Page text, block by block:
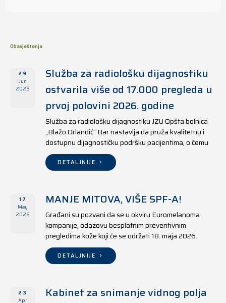
Obavještenja
29
Jun
2026
Služba za radiološku dijagnostiku
ostvarila više od 17.000 pregleda u
prvoj polovini 2026. godine
Služba za radiološku dijagnostiku JZU Opšta bolnica
„Blažo Orlandić“ Bar nastavlja da pruža kvalitetnu i
dostupnu dijagnostičku podršku pacijentima, o čemu
svjedoče i rezultati ostvareni u periodu od 1. januara
do 17. juna 2026. godine.
DETALJNIJE
17
May
2026
MANJE MITOVA, VIŠE SPF-A!
Građani su pozvani da se u okviru Euromelanoma
kompanije, odazovu besplatnim preventivnim
pregledima kože koji će se održati 18. maja 2026.
godine u jedanaest opština širom Crne Gore, kako u
državnim tako i u privatnim zdravstvenim ustanovama.
DETALJNIJE
23
Apr
Kabinet za snimanje vidnog polja